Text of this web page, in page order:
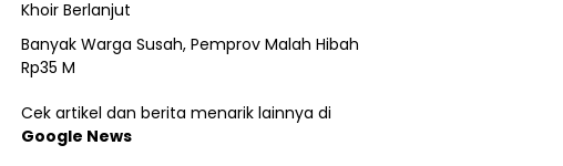
Khoir Berlanjut
Banyak Warga Susah, Pemprov Malah Hibah
Rp35 M
Cek artikel dan berita menarik lainnya di
Google News